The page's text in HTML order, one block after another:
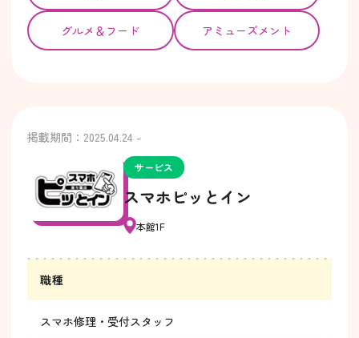
グルメ＆フード アミューズメント
掲載期間：2025.04.24 -
サービス
スマホピッとイン
本館1F
職種
スマホ修理・受付スタッフ